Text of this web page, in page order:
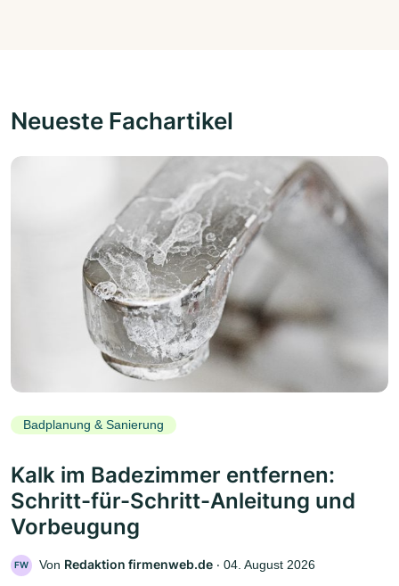
Neueste Fachartikel
Badplanung & Sanierung
Kalk im Badezimmer entfernen:
Schritt-für-Schritt-Anleitung und
Vorbeugung
FW Von Redaktion firmenweb.de ‧ 04. August 2026